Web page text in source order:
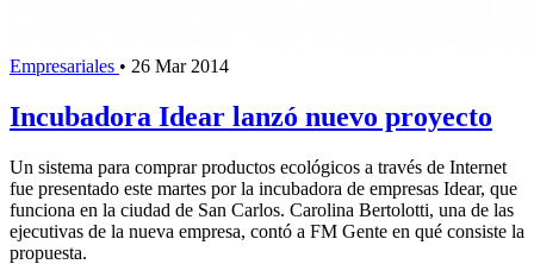
Empresariales • 26 Mar 2014
Incubadora Idear lanzó nuevo proyecto
Un sistema para comprar productos ecológicos a través de Internet
fue presentado este martes por la incubadora de empresas Idear, que
funciona en la ciudad de San Carlos. Carolina Bertolotti, una de las
ejecutivas de la nueva empresa, contó a FM Gente en qué consiste la
propuesta.